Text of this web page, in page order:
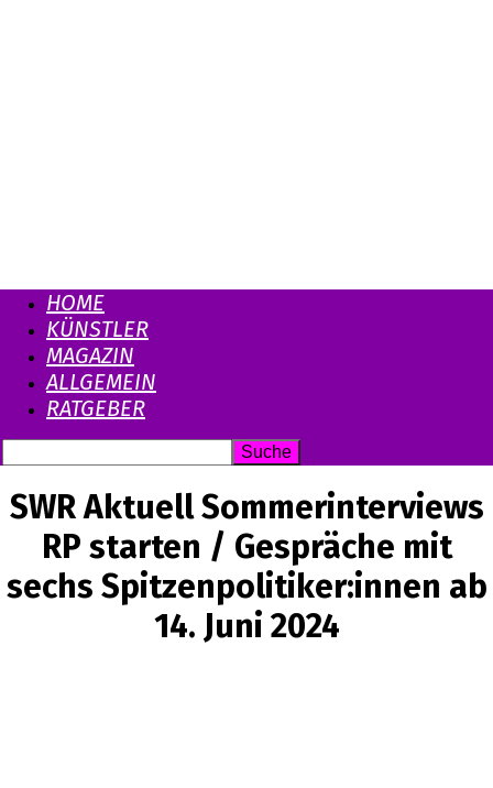
HOME
KÜNSTLER
MAGAZIN
ALLGEMEIN
RATGEBER
SWR Aktuell Sommerinterviews
RP starten / Gespräche mit
sechs Spitzenpolitiker:innen ab
14. Juni 2024